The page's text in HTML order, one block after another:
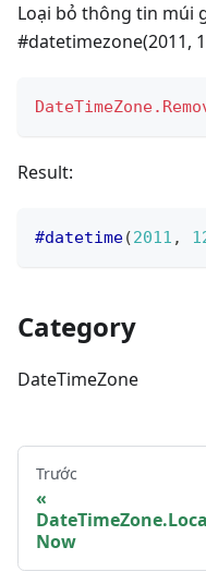
Loại bỏ thông tin múi
#datetimezone(2011,
Result:
#datetime(2011 ,
Category
DateTimeZone
Trước
Now